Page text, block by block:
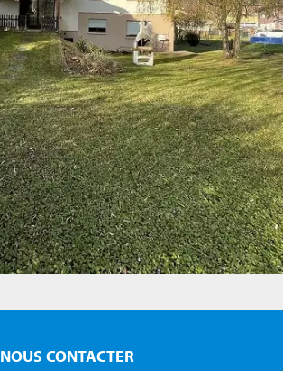
NOUS CONTACTER